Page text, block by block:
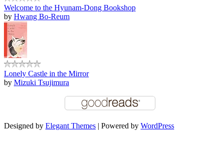
Welcome to the Hyunam-Dong Bookshop
by Hwang Bo-Reum
Lonely Castle in the Mirror
by Mizuki Tsujimura
Designed by Elegant Themes | Powered by WordPress